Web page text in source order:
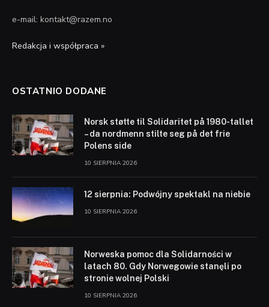
e-mail: kontakt@razem.no
Redakcja i współpraca »
OSTATNIO DODANE
Norsk støtte til Solidaritet på 1980-tallet
– da nordmenn stilte seg på det frie
Polens side
10 SIERPNIA 2026
12 sierpnia: Podwójny spektakl na niebie
10 SIERPNIA 2026
Norweska pomoc dla Solidarności w
latach 80. Gdy Norwegowie stanęli po
stronie wolnej Polski
10 SIERPNIA 2026